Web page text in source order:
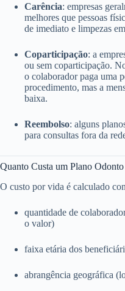
Carência: empresas
melhores que pessoas
de imediato e limpezas
Coparticipação: a
ou sem coparticipação.
o colaborador paga uma
procedimento, mas a
baixa.
Reembolso: alguns
para consultas fora da
Quanto Custa um Plano
O custo por vida é calculado
quantidade de
o valor)
faixa etária dos
abrangência geográfica